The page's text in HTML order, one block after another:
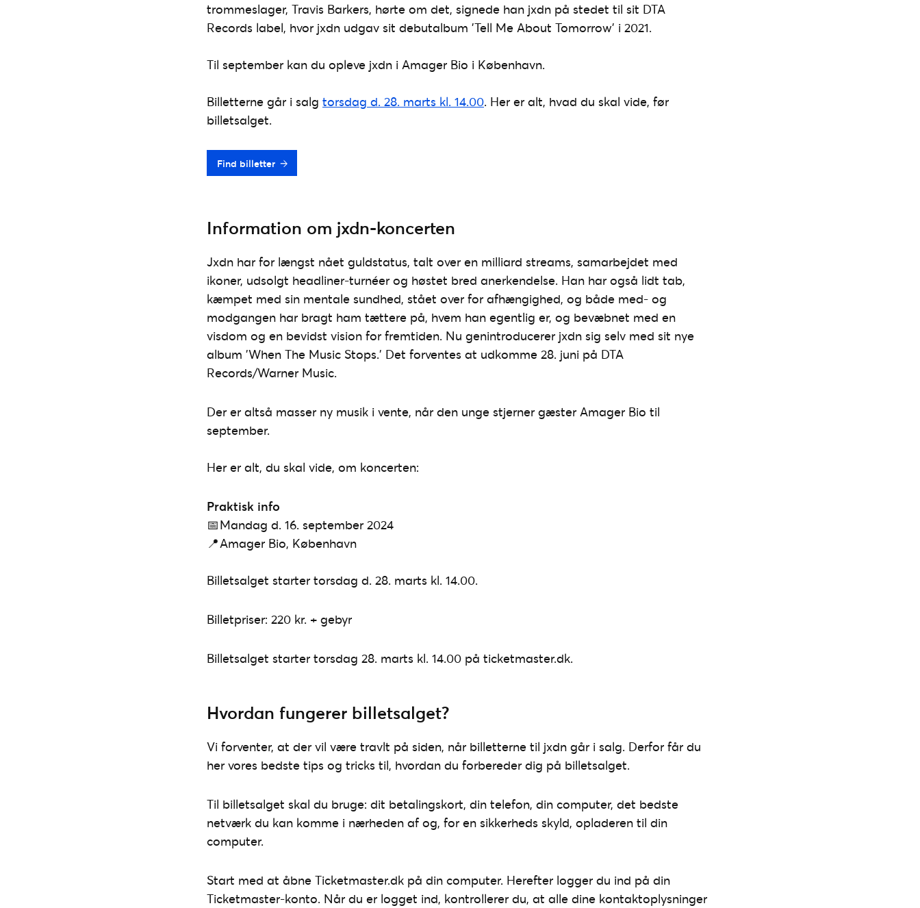
trommeslager, Travis Barkers, hørte om det, signede han jxdn på stedet til sit DTA
Records label, hvor jxdn udgav sit debutalbum ’Tell Me About Tomorrow’ i 2021.
Til september kan du opleve jxdn i Amager Bio i København.
Billetterne går i salg torsdag d. 28. marts kl. 14.00. Her er alt, hvad du skal vide, før
billetsalget.
Find billetter
Information om jxdn-koncerten
Jxdn har for længst nået guldstatus, talt over en milliard streams, samarbejdet med
ikoner, udsolgt headliner-turnéer og høstet bred anerkendelse. Han har også lidt tab,
kæmpet med sin mentale sundhed, stået over for afhængighed, og både med- og
modgangen har bragt ham tættere på, hvem han egentlig er, og bevæbnet med en
visdom og en bevidst vision for fremtiden. Nu genintroducerer jxdn sig selv med sit nye
album ’When The Music Stops.’ Det forventes at udkomme 28. juni på DTA
Records/Warner Music.
Der er altså masser ny musik i vente, når den unge stjerner gæster Amager Bio til
september.
Her er alt, du skal vide, om koncerten:
Praktisk info
📅 Mandag d. 16. september 2024
📍 Amager Bio, København
Billetsalget starter torsdag d. 28. marts kl. 14.00.
Billetpriser: 220 kr. + gebyr
Billetsalget starter torsdag 28. marts kl. 14.00 på ticketmaster.dk.
Hvordan fungerer billetsalget?
Vi forventer, at der vil være travlt på siden, når billetterne til jxdn går i salg. Derfor får du
her vores bedste tips og tricks til, hvordan du forbereder dig på billetsalget.
Til billetsalget skal du bruge: dit betalingskort, din telefon, din computer, det bedste
netværk du kan komme i nærheden af og, for en sikkerheds skyld, opladeren til din
computer.
Start med at åbne Ticketmaster.dk på din computer. Herefter logger du ind på din
Ticketmaster-konto. Når du er logget ind, kontrollerer du, at alle dine kontaktoplysninger